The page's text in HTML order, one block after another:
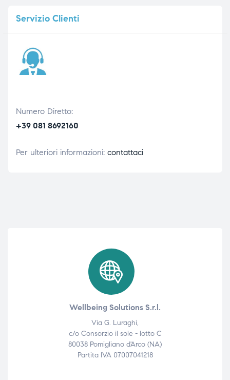
ServizioClienti
Numero Diretto:
+39 081 8692160
Per ulteriori informazioni: contattaci
Wellbeing Solutions S.r.l.
Via G. Luraghi,
c/o Consorzio il sole - lotto C
80038 Pomigliano d'Arco (NA)
Partita IVA 07007041218